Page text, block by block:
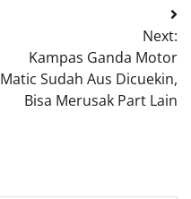
Next:
Kampas Ganda Motor
Matic Sudah Aus Dicuekin,
Bisa Merusak Part Lain